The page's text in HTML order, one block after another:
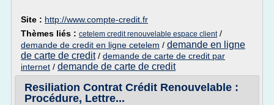
Site : http://www.compte-credit.fr
Thèmes liés : cetelem credit renouvelable espace client/
demande de credit en ligne cetelem / demande en ligne
de carte de credit/ demande de carte de credit par
internet / demande de carte de credit
Resiliation Contrat Crédit Renouvelable :
Procédure, Lettre...